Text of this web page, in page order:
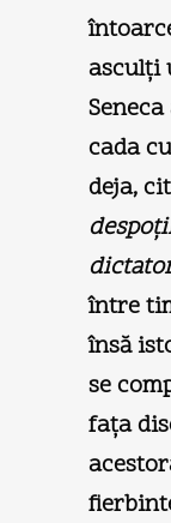
asculţi
cada
deja,
între
însă
se
faţa